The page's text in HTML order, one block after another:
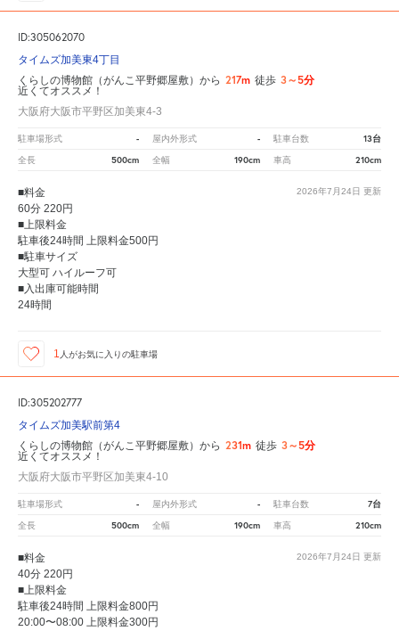
ID:305062070
タイムズ加美東4丁目
くらしの博物館（がんこ平野郷屋敷）から 217m 徒歩 3～5分
近くてオススメ！
大阪府大阪市平野区加美東4-3
駐車場形式 - 屋内外形式 - 駐車台数 13台
全長 500cm 全幅 190cm 車高 210cm
2026年7月24日 更新
■料金
60分 220円
■上限料金
駐車後24時間 上限料金500円
■駐車サイズ
大型可 ハイルーフ可
■入出庫可能時間
24時間
1 人がお気に入りの駐車場
ID:305202777
タイムズ加美駅前第4
くらしの博物館（がんこ平野郷屋敷）から 231m 徒歩 3～5分
近くてオススメ！
大阪府大阪市平野区加美東4-10
駐車場形式 - 屋内外形式 - 駐車台数 7台
全長 500cm 全幅 190cm 車高 210cm
2026年7月24日 更新
■料金
40分 220円
■上限料金
駐車後24時間 上限料金800円
20:00〜08:00 上限料金300円